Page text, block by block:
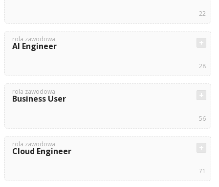
22
rola zawodowa
AI Engineer
28
rola zawodowa
Business User
56
rola zawodowa
Cloud Engineer
71